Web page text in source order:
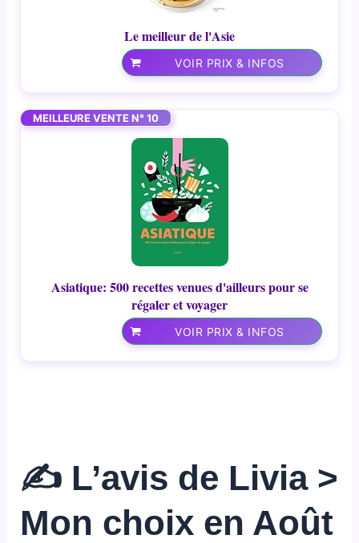
Le meilleur de l'Asie
VOIR PRIX & INFOS
MEILLEURE VENTE N° 10
Asiatique: 500 recettes venues d'ailleurs pour se
régaler et voyager
VOIR PRIX & INFOS
✍️ L’avis de Livia >
Mon choix en Août